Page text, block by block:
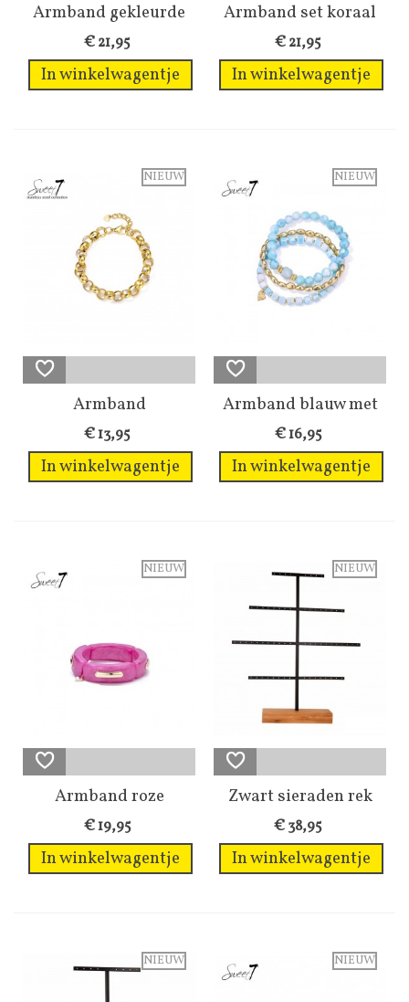
Armband gekleurde
kralen met...
€ 21,95
In winkelwagentje
Armband set koraal
rode glas kralen
€ 21,95
In winkelwagentje
NIEUW
Armband
goudkleurig met
ronde...
€ 13,95
In winkelwagentje
NIEUW
Armband blauw met
kralen en...
€ 16,95
In winkelwagentje
NIEUW
Armband roze
schakels en...
€ 19,95
In winkelwagentje
NIEUW
Zwart sieraden rek
met een blank...
€ 38,95
In winkelwagentje
NIEUW NIEUW